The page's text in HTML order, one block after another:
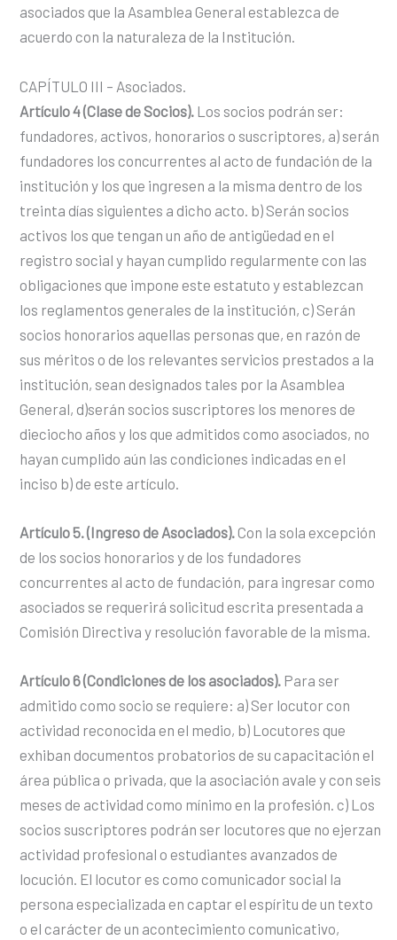
asociados que la Asamblea General establezca de
acuerdo con la naturaleza de la Institución.
CAPÍTULO III – Asociados.
Artículo 4 (Clase de Socios). Los socios podrán ser:
fundadores, activos, honorarios o suscriptores, a) serán
fundadores los concurrentes al acto de fundación de la
institución y los que ingresen a la misma dentro de los
treinta días siguientes a dicho acto. b) Serán socios
activos los que tengan un año de antigüedad en el
registro social y hayan cumplido regularmente con las
obligaciones que impone este estatuto y establezcan
los reglamentos generales de la institución, c) Serán
socios honorarios aquellas personas que, en razón de
sus méritos o de los relevantes servicios prestados a la
institución, sean designados tales por la Asamblea
General, d)serán socios suscriptores los menores de
dieciocho años y los que admitidos como asociados, no
hayan cumplido aún las condiciones indicadas en el
inciso b) de este artículo.
Artículo 5. (Ingreso de Asociados). Con la sola excepción
de los socios honorarios y de los fundadores
concurrentes al acto de fundación, para ingresar como
asociados se requerirá solicitud escrita presentada a
Comisión Directiva y resolución favorable de la misma.
Artículo 6 (Condiciones de los asociados). Para ser
admitido como socio se requiere: a) Ser locutor con
actividad reconocida en el medio, b) Locutores que
exhiban documentos probatorios de su capacitación el
área pública o privada, que la asociación avale y con seis
meses de actividad como mínimo en la profesión. c) Los
socios suscriptores podrán ser locutores que no ejerzan
actividad profesional o estudiantes avanzados de
locución. El locutor es como comunicador social la
persona especializada en captar el espíritu de un texto
o el carácter de un acontecimiento comunicativo,